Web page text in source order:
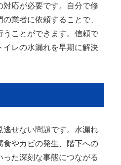
応が必要です。自分で修
業者に依頼することで、
うことができます。信頼で
イレの水漏れを早期に解決
逃せない問題です。水漏れ
食やカビの発生、階下への
た深刻な事態につながる